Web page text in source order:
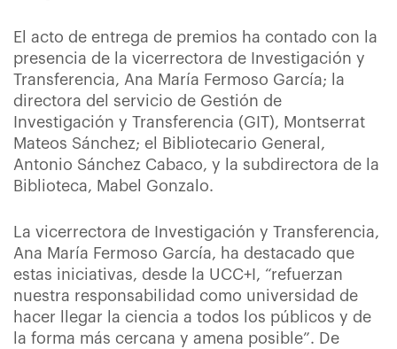
El acto de entrega de premios ha contado con la
presencia de la vicerrectora de Investigación y
Transferencia, Ana María Fermoso García; la
directora del servicio de Gestión de
Investigación y Transferencia (GIT), Montserrat
Mateos Sánchez; el Bibliotecario General,
Antonio Sánchez Cabaco, y la subdirectora de la
Biblioteca, Mabel Gonzalo.
La vicerrectora de Investigación y Transferencia,
Ana María Fermoso García, ha destacado que
estas iniciativas, desde la UCC+I, “refuerzan
nuestra responsabilidad como universidad de
hacer llegar la ciencia a todos los públicos y de
la forma más cercana y amena posible”. De